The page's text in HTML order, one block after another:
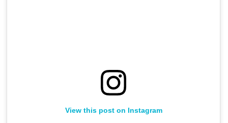
View this post on Instagram